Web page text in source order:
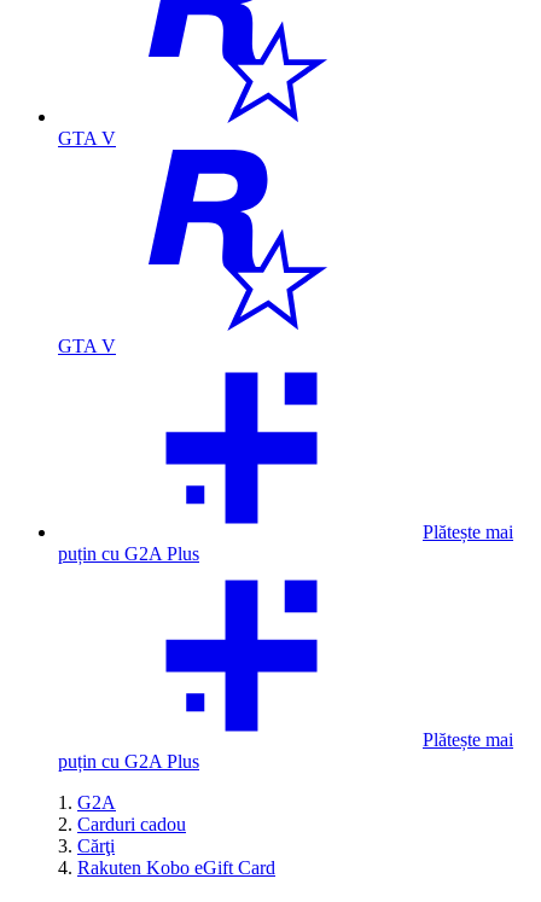
GTA V
GTA V
Plătește mai
puțin cu G2A Plus
Plătește mai
puțin cu G2A Plus
G2A
Carduri cadou
Cărţi
Rakuten Kobo eGift Card